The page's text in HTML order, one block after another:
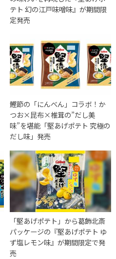
テト 幻の江戸味噌味』が期間限
定発売
鰹節の「にんべん」コラボ！か
つお×昆布×椎茸の”だし美
味”を堪能「堅あげポテト 究極の
だし味」発売
「堅あげポテト」から葛飾北斎
パッケージの『堅あげポテト ゆ
ず塩レモン味』が期間限定で発
売